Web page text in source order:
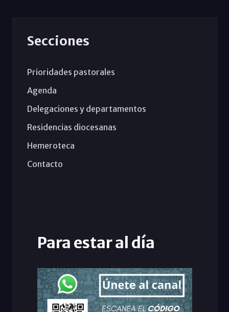
Secciones
Prioridades pastorales
Agenda
Delegaciones y departamentos
Residencias diocesanas
Hemeroteca
Contacto
Para estar al día